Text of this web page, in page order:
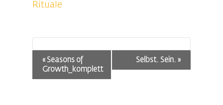
Rituale
Veranstaltung-
Navigation
«Seasons of
Growth_komplett
Selbst. Sein.»